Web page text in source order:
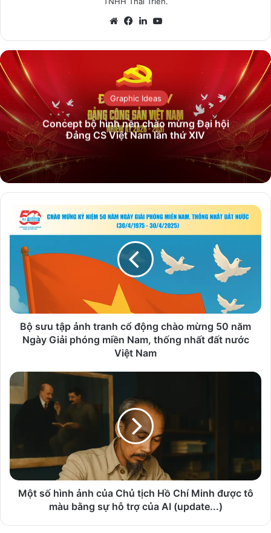
WebsiteFacebook
LinkedIn
Graphic Ideas
Concept bộ hình nền chào mừng Đại hội
Đảng CS Việt Nam lần thứ XIV
sưu
tập
ảnh
tranh
động
chào
mừng
năm
phóng
miền
Nam,
Việt
Nam
Bộ sưu tập ảnh tranh cổ động chào mừng 50 năm
Ngày Giải phóng miền Nam, thống nhất đất nước
Việt Nam
Một
hình
Hồ
Chí
Minh
Một số hình ảnh của Chủ tịch Hồ Chí Minh được tô
màu bằng sự hỗ trợ của AI (update...)